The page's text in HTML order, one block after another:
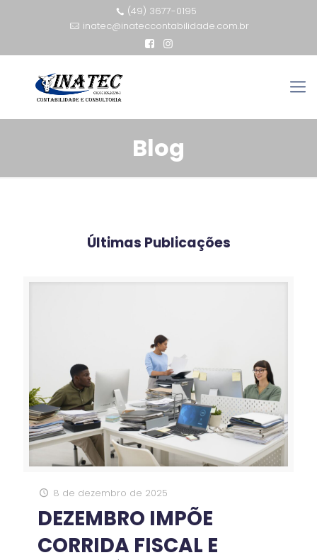
(49) 3677-0195
inatec@inateccontabilidade.com.br
Blog
Últimas Publicações
8 de dezembro de 2025
DEZEMBRO IMPÕE
CORRIDA FISCAL E